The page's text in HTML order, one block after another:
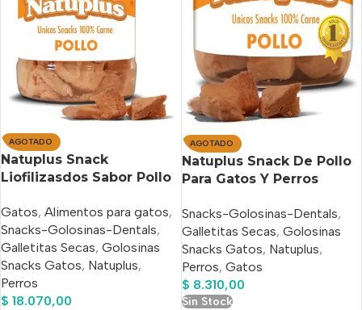
AGOTADO
Natuplus Snack
Liofilizasdos Sabor Pollo
Gatos, Alimentos para gatos,
Snacks-Golosinas-Dentals,
Galletitas Secas, Golosinas
Snacks Gatos, Natuplus,
Perros
$ 18.070,00
AGOTADO
Natuplus Snack De Pollo
Para Gatos Y Perros
Snacks-Golosinas-Dentals,
Galletitas Secas, Golosinas
Snacks Gatos, Natuplus,
Perros, Gatos
$ 8.310,00
Sin Stock